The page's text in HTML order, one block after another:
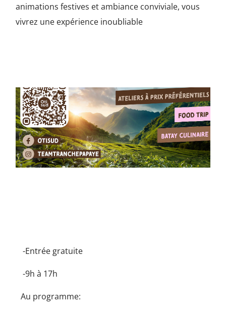
animations festives et ambiance conviviale, vous
vivrez une expérience inoubliable
-Entrée gratuite
-9h à 17h
Au programme: